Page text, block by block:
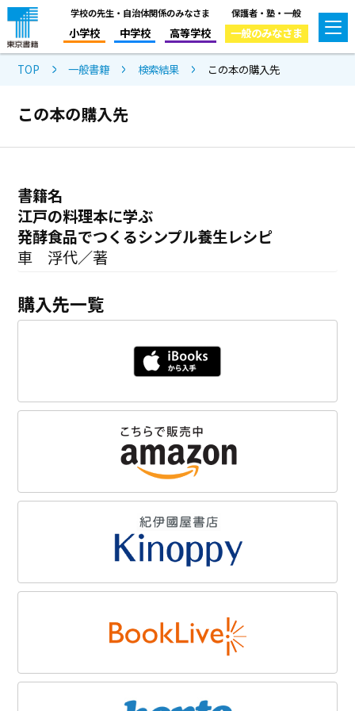
学校の先生・自治体関係のみなさま
小学校 中学校 高等学校
保護者・塾・一般
一般のみなさま
TOP 一般書籍 検索結果 この本の購入先
この本の購入先
書籍名
江戸の料理本に学ぶ
発酵食品でつくるシンプル養生レシピ
車 浮代／著
購入先一覧